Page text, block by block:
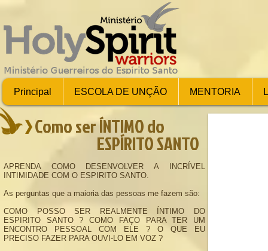
Principal ESCOLA DE UNÇÃO MENTORIA
ESPÍRITO SANTO
APRENDA COMO DESENVOLVER A INCRÍVEL
INTIMIDADE COM O ESPIRITO SANTO.
As perguntas que a maioria das pessoas me fazem são:
COMO POSSO SER REALMENTE ÍNTIMO DO
ESPIRITO SANTO ? COMO FAÇO PARA TER UM
ENCONTRO PESSOAL COM ELE ? O QUE EU
PRECISO FAZER PARA OUVI-LO EM VOZ ?
Como ser ÍNTIMO do